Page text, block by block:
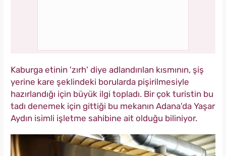
Kaburga etinin 'zırh' diye adlandırılan kısmının, şiş
yerine kare şeklindeki borularda pişirilmesiyle
hazırlandığı için büyük ilgi topladı. Bir çok turistin bu
tadı denemek için gittiği bu mekanın Adana'da Yaşar
Aydın isimli işletme sahibine ait olduğu biliniyor.